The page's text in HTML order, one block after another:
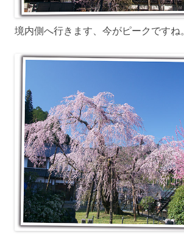
境内側へ行きます、今がピークですね。